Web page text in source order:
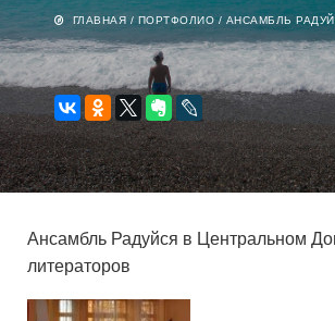
ГЛАВНАЯ/ПОРТФОЛИО/ АНСАМБЛЬ
Ансамбль Радуйся в Центральном
литераторов